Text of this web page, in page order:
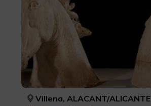
Villena, ALACANT/ALICANTE